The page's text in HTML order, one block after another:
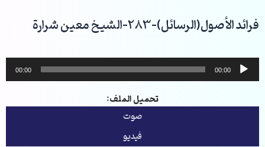
إلى
المحتوى
فرائد الأصول(الرسائل)-283-الشيخ معين شرارة
مشغل
الصوت
00:00
00:00
تحميل الملف:
صوت
فيديو